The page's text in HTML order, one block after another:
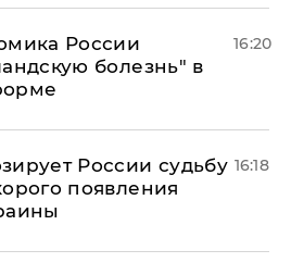
России
болезнь" в
16:20
России судьбу
появления
16:18